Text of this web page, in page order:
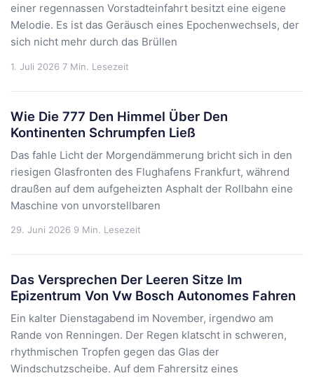
einer regennassen Vorstadteinfahrt besitzt eine eigene
Melodie. Es ist das Geräusch eines Epochenwechsels, der
sich nicht mehr durch das Brüllen
1. Juli 2026 7 Min. Lesezeit
Wie Die 777 Den Himmel Über Den
Kontinenten Schrumpfen Ließ
Das fahle Licht der Morgendämmerung bricht sich in den
riesigen Glasfronten des Flughafens Frankfurt, während
draußen auf dem aufgeheizten Asphalt der Rollbahn eine
Maschine von unvorstellbaren
29. Juni 2026 9 Min. Lesezeit
Das Versprechen Der Leeren Sitze Im
Epizentrum Von Vw Bosch Autonomes Fahren
Ein kalter Dienstagabend im November, irgendwo am
Rande von Renningen. Der Regen klatscht in schweren,
rhythmischen Tropfen gegen das Glas der
Windschutzscheibe. Auf dem Fahrersitz eines